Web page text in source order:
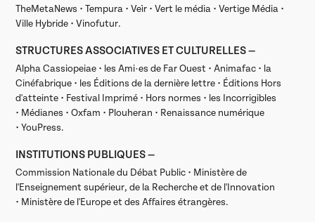
TheMetaNews • Tempura • Veìr • Vert le média • Vertige Média •
Ville Hybride • Vinofutur.
STRUCTURES ASSOCIATIVES ET CULTURELLES —
Alpha Cassiopeiae • les Ami·es de Far Ouest • Animafac • la
Cinéfabrique • les Éditions de la dernière lettre • Éditions Hors
d'atteinte • Festival Imprimé • Hors normes • les Incorrigibles
• Médianes • Oxfam • Plouheran • Renaissance numérique
• YouPress.
INSTITUTIONS PUBLIQUES —
Commission Nationale du Débat Public • Ministère de
l'Enseignement supérieur, de la Recherche et de l'Innovation
• Ministère de l'Europe et des Affaires étrangères.